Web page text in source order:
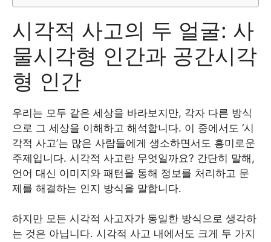
시각적 사고의 두 얼굴: 사
물시각형 인간과 공간시각
형 인간
우리는 모두 같은 세상을 바라보지만, 각자 다른 방식
으로 그 세상을 이해하고 해석합니다. 이 중에서도 ‘시
각적 사고’는 많은 사람들에게 생소하면서도 흥미로운
주제입니다. 시각적 사고란 무엇일까요? 간단히 말해,
언어 대신 이미지와 패턴을 통해 정보를 처리하고 문
제를 해결하는 인지 방식을 말합니다.
하지만 모든 시각적 사고자가 동일한 방식으로 생각하
는 것은 아닙니다. 시각적 사고 내에서도 크게 두 가지